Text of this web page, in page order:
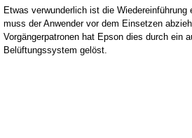
Etwas verwunderlich ist die
muss der Anwender vor dem Einsetzen
Vorgängerpatronen hat Epson dies durch ein
Belüftungssystem gelöst.